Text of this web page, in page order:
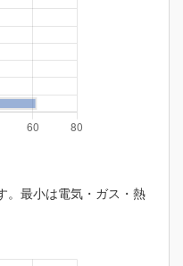
。最小は電気・ガス・熱